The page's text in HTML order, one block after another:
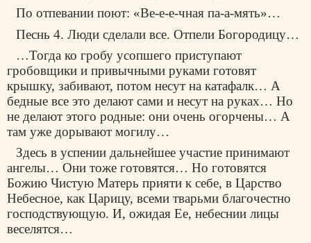
По отпевании поют: «Ве-е-е-чная па-а-мять»…
Песнь 4. Люди сделали все. Отпели Богородицу…
…Тогда ко гробу усопшего приступают
гробовщики и привычными руками готовят
крышку, забивают, потом несут на катафалк… А
бедные все это делают сами и несут на руках… Но
не делают этого родные: они очень огорчены… А
там уже дорывают могилу…
Здесь в успении дальнейшее участие принимают
ангелы… Они тоже готовятся… Но готовятся
Божию Чистую Матерь прияти к себе, в Царство
Небесное, как Царицу, всеми тварьми благочестно
господствующую. И, ожидая Ее, небеснии лицы
веселятся…